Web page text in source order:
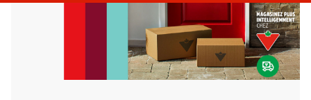
AB,
Ouvert,
Fermeture
à
22:00